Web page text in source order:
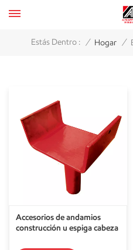
Estás Dentro : / Hogar /
Accesorios de andamios
construcción u espiga cabeza